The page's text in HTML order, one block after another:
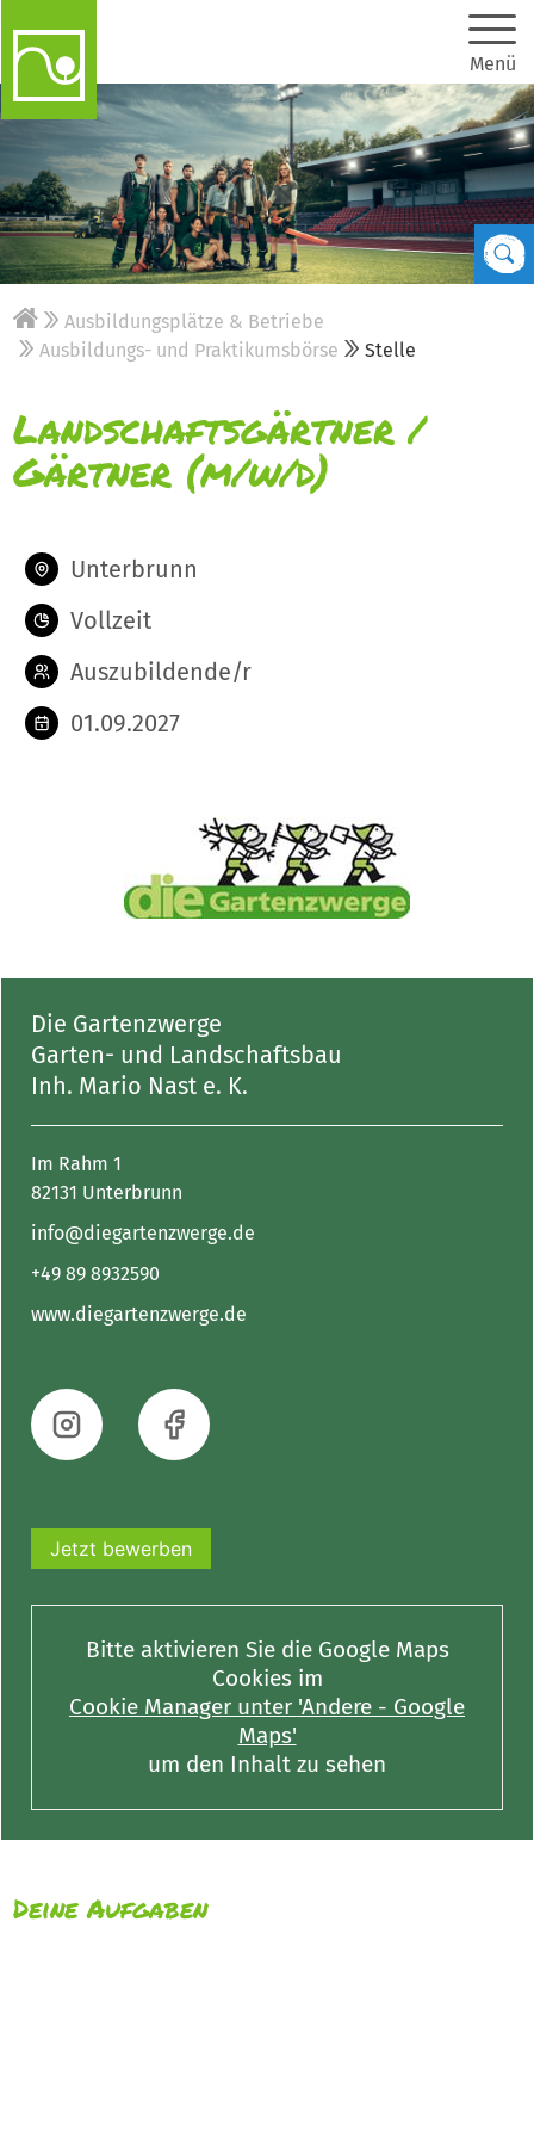
Menü
Ausbildungsplätze & Betriebe
Ausbildungs- und Praktikumsbörse
Stelle
Landschaftsgärtner /
Gärtner (m/w/d)
Unterbrunn
Vollzeit
Auszubildende/r
01.09.2027
Die Gartenzwerge
Garten- und Landschaftsbau
Inh. Mario Nast e. K.
Im Rahm 1
82131 Unterbrunn
info@diegartenzwerge.de
+49 89 8932590
www.diegartenzwerge.de
Jetzt bewerben
Bitte aktivieren Sie die Google Maps
Cookies im
Cookie Manager unter 'Andere - Google
Maps'
um den Inhalt zu sehen
Deine Aufgaben